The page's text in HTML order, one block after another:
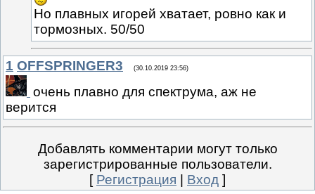
Но плавных игорей хватает, ровно как и
тормозных. 50/50
1 OFFSPRINGER3 (30.10.2019 23:56)
очень плавно для спектрума, аж не
верится
Добавлять комментарии могут только
зарегистрированные пользователи.
[ Регистрация Вход ]